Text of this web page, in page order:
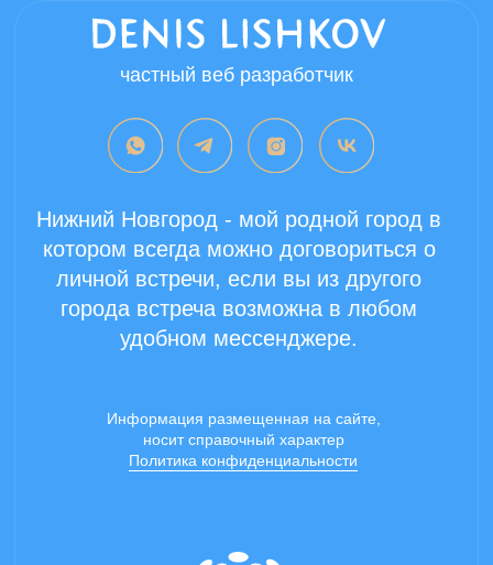
Copyright 2024 ©
Все права защищены.
Информация размещенная на сайте,
носит справочный характер
Политика конфиденциальности